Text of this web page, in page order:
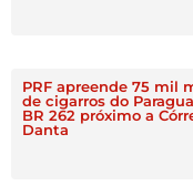
PRF apreende 75 mil
de cigarros do
BR 262 próximo a
Danta